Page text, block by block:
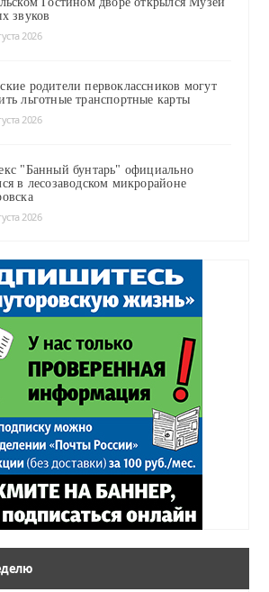
звуков
2026
родители первоклассников могут
льготные транспортные карты
2026
"Банный бунтарь" официально
в лесозаводском микрорайоне
2026